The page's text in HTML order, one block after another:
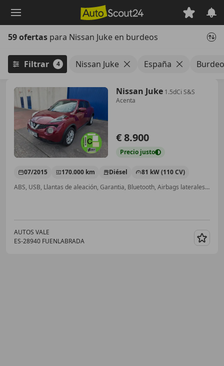
principal
59 ofertas para Nissan Juke en burdeos
Filtrar 4 Nissan Juke España
Nissan Juke 1.5dCi S&S
Acenta
€ 8.900
Precio justo
07/2015 170.000 km Diésel
81 kW (110 CV)
ABS, USB, Llantas de aleación, Garantia, Bluetooth, Airbags laterales, ESP, Faros antiniebla
AUTOS VALE
ES-28940 FUENLABRADA